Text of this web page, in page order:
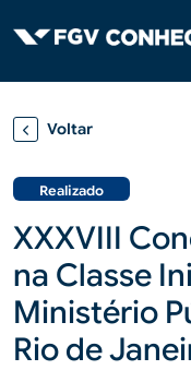
Voltar
Realizado
XXXVIII
na Classe
Ministério
Rio de